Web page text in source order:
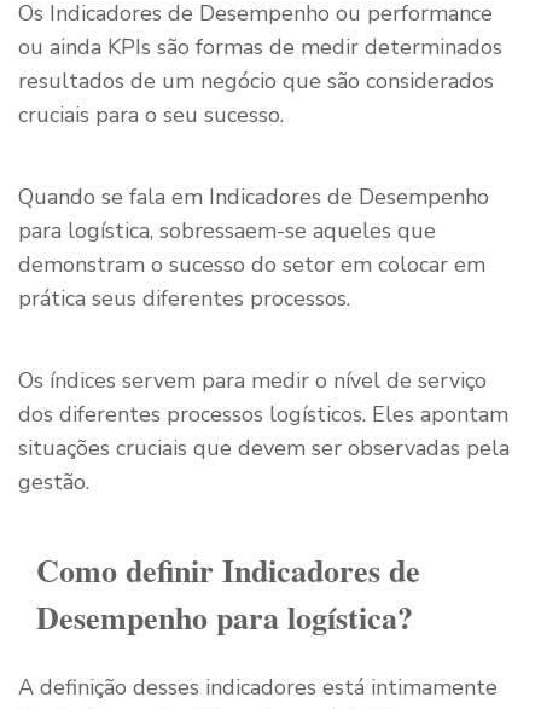
Os Indicadores de Desempenho ou performance
ou ainda KPIs são formas de medir determinados
resultados de um negócio que são considerados
cruciais para o seu sucesso.
Quando se fala em Indicadores de Desempenho
para logística, sobressaem-se aqueles que
demonstram o sucesso do setor em colocar em
prática seus diferentes processos.
Os índices servem para medir o nível de serviço
dos diferentes processos logísticos. Eles apontam
situações cruciais que devem ser observadas pela
gestão.
Como definir Indicadores de
Desempenho para logística?
A definição desses indicadores está intimamente